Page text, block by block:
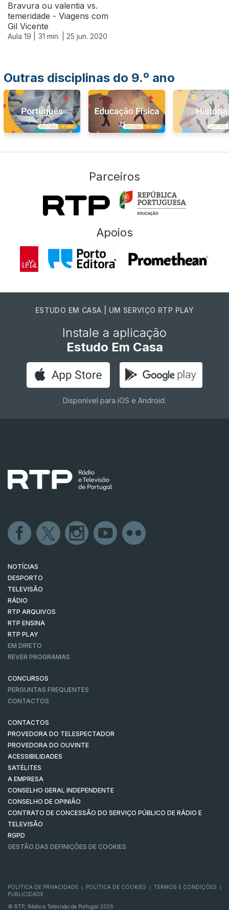
Bravura ou valentia vs.
temeridade - Viagens com
Gil Vicente
Aula 19 | 31 min. | 25 jun. 2020
Outras disciplinas do 9.º ano
Parceiros
Apoios
ESTUDO EM CASA | UM SERVIÇO RTP PLAY
Instale a aplicação
Estudo Em Casa
Disponível para iOS e Android.
NOTÍCIAS
DESPORTO
TELEVISÃO
RÁDIO
RTP ARQUIVOS
RTP ENSINA
RTP PLAY
EM DIRETO
REVER PROGRAMAS
CONCURSOS
PERGUNTAS FREQUENTES
CONTACTOS
CONTACTOS
PROVEDORA DO TELESPECTADOR
PROVEDORA DO OUVINTE
ACESSIBILIDADES
SATÉLITES
A EMPRESA
CONSELHO GERAL INDEPENDENTE
CONSELHO DE OPINIÃO
CONTRATO DE CONCESSÃO DO SERVIÇO PÚBLICO DE RÁDIO E
TELEVISÃO
RGPD
GESTÃO DAS DEFINIÇÕES DE COOKIES
POLÍTICA DE PRIVACIDADE POLÍTICA DE COOKIES TERMOS E CONDIÇÕES
PUBLICIDADE
© RTP, Rádio e Televisão de Portugal 2026